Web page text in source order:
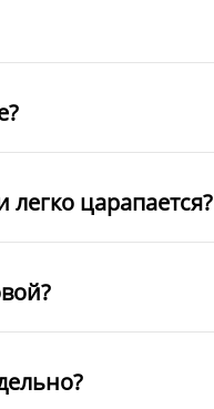
царапается?